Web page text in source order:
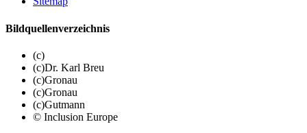
Bildquellenverzeichnis
(c)
(c)Dr. Karl Breu
(c)Gronau
(c)Gronau
(c)Gutmann
© Inclusion Europe